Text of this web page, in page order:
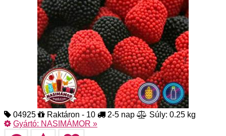
04925 Raktáron - 10 2-5 nap
Súly: 0.25 kg
Gyártó: NASIMÁMOR »